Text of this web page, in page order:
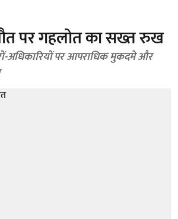
पर गहलोत का सख्त रुख
अधिकारियों पर आपराधिक मुकदमे और